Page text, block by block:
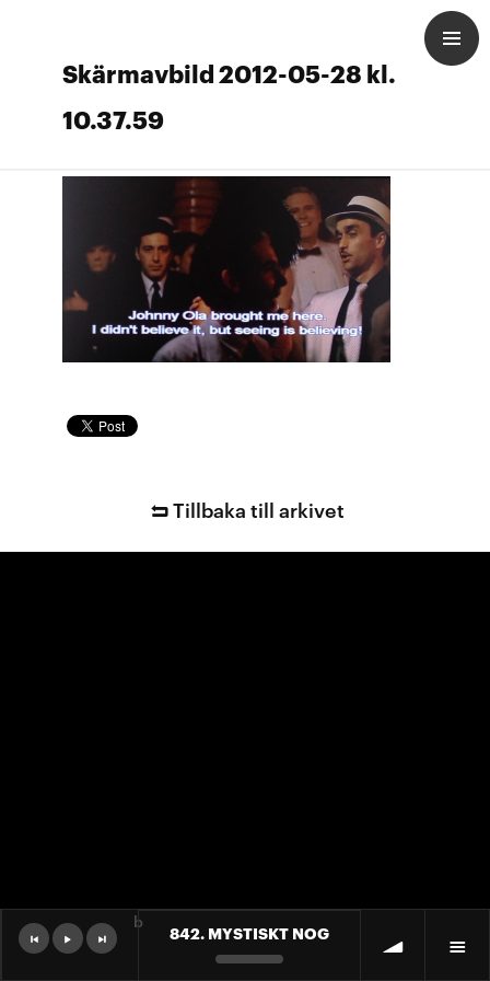
Skärmavbild 2012-05-28 kl.
10.37.59
Tillbaka till arkivet
842. MYSTISKT NOG
b